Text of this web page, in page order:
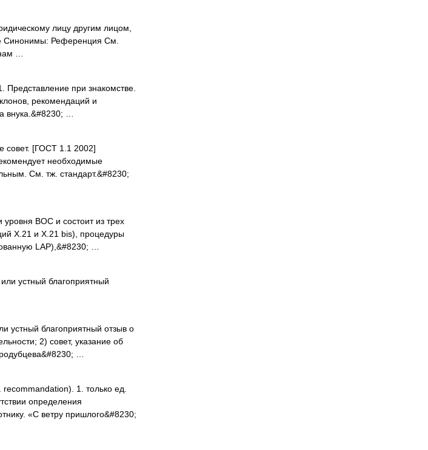
лицу другим лицом,
Синонимы: Референция См.
…
при знакомстве.
рекомендаций и
внука.&#8230; …
совет. [ГОСТ 1.1 2002]
необходимые
См. тж. стандарт.&#8230;
ВОС и состоит из трех
Х.21 и Х.21 bis), процедуры
LAP),&#8230; …
устный благоприятный
устный благоприятный отзыв о
2) совет, указание об
…
1. только ед.
определения
«С ветру пришлого&#8230;